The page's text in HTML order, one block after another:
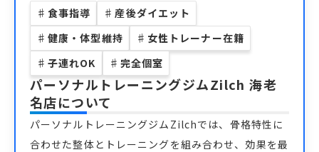
♯ 食事指導 ♯ 産後ダイエット
♯ 健康・体型維持 ♯ 女性トレーナー在籍
♯ 子連れOK ♯ 完全個室
パーソナルトレーニングジムZilch 海老
名店について
パーソナルトレーニングジムZilchでは、骨格特性に
合わせた整体とトレーニングを組み合わせ、効果を最